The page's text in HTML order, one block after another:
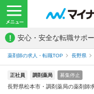
! 安心・安全な転職サポ
薬剤師の求人・転職TOP 長野県
正社員 調剤薬局 募集停止
長野県松本市・調剤薬局の薬剤師